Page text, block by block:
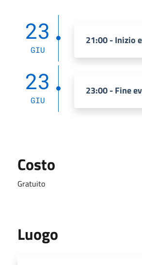
23
GIU
21:00 - Inizio
23
GIU
23:00 - Fine
Costo
Gratuito
Luogo